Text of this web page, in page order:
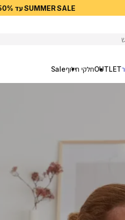
SUMMER SALE עד 50% הנחה 🛍️
OUTLETחלקי חילוףSale